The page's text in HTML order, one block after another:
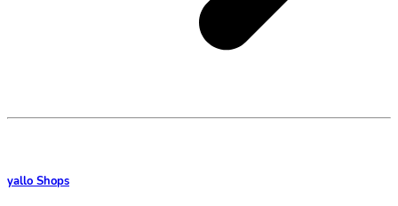
yallo Shops